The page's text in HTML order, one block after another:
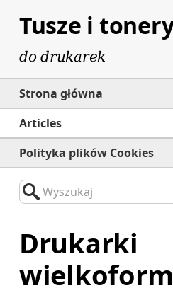
Tusze i
do drukarek
Strona główna
Articles
Polityka plików Cookies
Wyszukaj
Drukarki